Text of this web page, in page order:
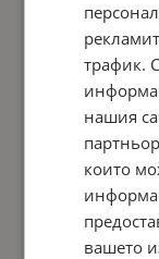
трафик.
нашия
които
вашето